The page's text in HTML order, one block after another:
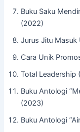
⁠Buku Saku
(2022)
⁠Jurus Jitu
⁠Cara Unik
⁠Total Leadership
⁠Buku Antologi
(2023)
⁠Buku Antologi